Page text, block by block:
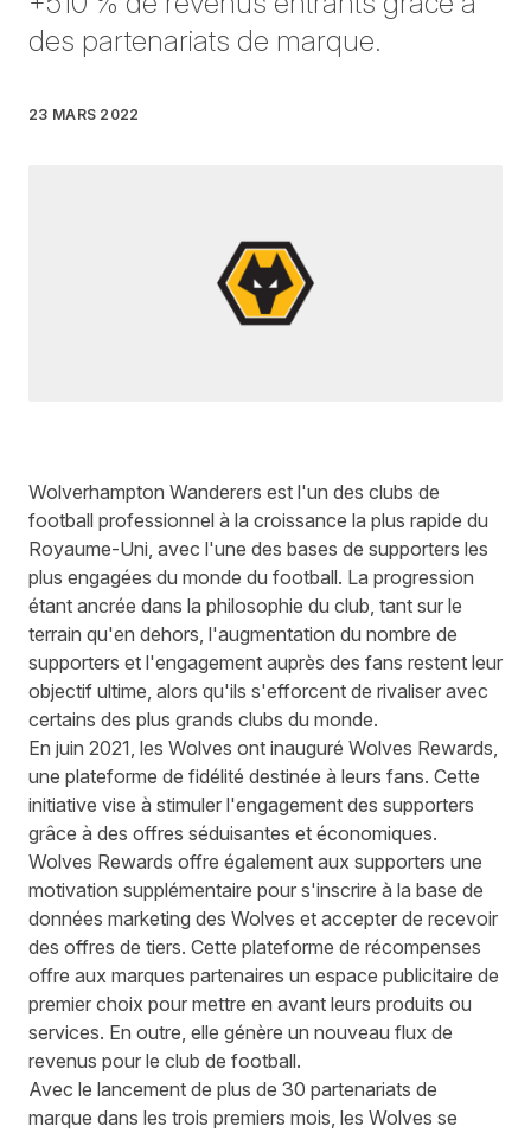
des partenariats de marque.
23 MARS 2022
Wolverhampton Wanderers est l'un des clubs de
football professionnel à la croissance la plus rapide du
Royaume-Uni, avec l'une des bases de supporters les
plus engagées du monde du football. La progression
étant ancrée dans la philosophie du club, tant sur le
terrain qu'en dehors, l'augmentation du nombre de
supporters et l'engagement auprès des fans restent leur
objectif ultime, alors qu'ils s'efforcent de rivaliser avec
certains des plus grands clubs du monde.
En juin 2021, les Wolves ont inauguré Wolves Rewards,
une plateforme de fidélité destinée à leurs fans. Cette
initiative vise à stimuler l'engagement des supporters
grâce à des offres séduisantes et économiques.
Wolves Rewards offre également aux supporters une
motivation supplémentaire pour s'inscrire à la base de
données marketing des Wolves et accepter de recevoir
des offres de tiers. Cette plateforme de récompenses
offre aux marques partenaires un espace publicitaire de
premier choix pour mettre en avant leurs produits ou
services. En outre, elle génère un nouveau flux de
revenus pour le club de football.
Avec le lancement de plus de 30 partenariats de
marque dans les trois premiers mois, les Wolves se